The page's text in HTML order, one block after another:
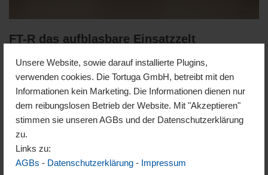
Unsere Website, sowie darauf installierte Plugins,
verwenden cookies. Die Tortuga GmbH, betreibt mit den
Informationen kein Marketing. Die Informationen dienen nur
dem reibungslosen Betrieb der Website. Mit "Akzeptieren"
stimmen sie unseren AGBs und der Datenschutzerklärung
zu.
Links zu:
AGBs - Datenschutzerklärung - Impressum
FT-R das aufblasbare Einsatzzelt
Optimal für Hilfsorganisationen im Einsatz Vielseitiges
Unterkunfts-, Mannschafts- und Einsatzzelt Das FT-R 600 bietet
mit 36 m² ausreichend Platz für rund 20 Schlafplätze mit
Gepäck, kann aber ebenso als trockenes Lager oder mobiles
Baumwoll-Polyester, überzeugt es durch schnelle…